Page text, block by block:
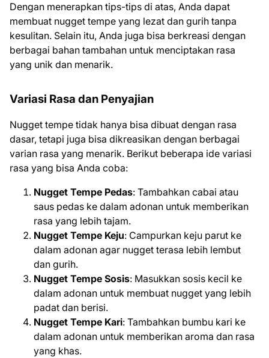
Dengan menerapkan tips-tips di atas, Anda dapat
membuat nugget tempe yang lezat dan gurih tanpa
kesulitan. Selain itu, Anda juga bisa berkreasi dengan
berbagai bahan tambahan untuk menciptakan rasa
yang unik dan menarik.
Variasi Rasa dan Penyajian
Nugget tempe tidak hanya bisa dibuat dengan rasa
dasar, tetapi juga bisa dikreasikan dengan berbagai
varian rasa yang menarik. Berikut beberapa ide variasi
rasa yang bisa Anda coba:
Nugget Tempe Pedas: Tambahkan cabai atau
saus pedas ke dalam adonan untuk memberikan
rasa yang lebih tajam.
Nugget Tempe Keju: Campurkan keju parut ke
dalam adonan agar nugget terasa lebih lembut
dan gurih.
Nugget Tempe Sosis: Masukkan sosis kecil ke
dalam adonan untuk membuat nugget yang lebih
padat dan berisi.
Nugget Tempe Kari: Tambahkan bumbu kari ke
dalam adonan untuk memberikan aroma dan rasa
yang khas.